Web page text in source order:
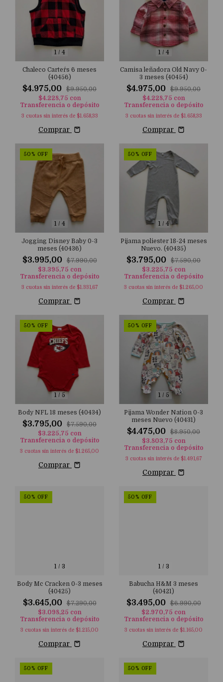
1/ 4
Chaleco Carter´s 6 meses
(40456)
$4.975,00
$9.950,00
$4.228,75 con
Transferencia o depósito
3 cuotas sin interés de $1.658,33
Comprar
1/ 4
Camisa leñadora Old Navy 0-
3 meses (40454)
$4.975,00
$9.950,00
$4.228,75 con
Transferencia o depósito
3 cuotas sin interés de $1.658,33
Comprar
1 / 4
50 % OFF
Jogging Disney Baby 0-3
meses (40436)
$3.995,00
$7.990,00
$3.395,75 con
Transferencia o depósito
3 cuotas sin interés de $1.331,67
Comprar
1 / 4
50 % OFF
Pijama poliester 18-24 meses
Nuevo. (40435)
$3.795,00
$7.590,00
$3.225,75 con
Transferencia o depósito
3 cuotas sin interés de $1.265,00
Comprar
1/ 5
50 % OFF
Body NFL 18 meses (40434)
$3.795,00
$7.590,00
$3.225,75 con
Transferencia o depósito
3 cuotas sin interés de $1.265,00
Comprar
1 / 5
50 % OFF
Pijama Wonder Nation 0-3
meses Nuevo (40431)
$4.475,00
$8.950,00
$3.803,75 con
Transferencia o depósito
3 cuotas sin interés de $1.491,67
Comprar
1/ 3
50 % OFF
Body Mc Cracken 0-3 meses
(40425)
$3.645,00
$7.290,00
$3.098,25 con
Transferencia o depósito
3 cuotas sin interés de $1.215,00
Comprar
1/ 3
50 % OFF
Babucha H&M 3 meses
(40421)
$3.495,00
$6.990,00
$2.970,75 con
Transferencia o depósito
3 cuotas sin interés de $1.165,00
Comprar
50 % OFF 50 % OFF